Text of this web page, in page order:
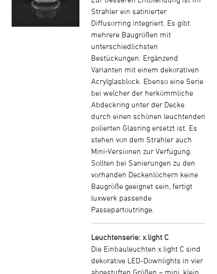
Strahler ein satinierter
Diffusorring integriert. Es gibt
mehrere Baugrößen mit
unterschiedlichsten
Bestückungen. Ergänzend
Varianten mit einem dekorativen
Acrylglasblock. Ebenso eine Serie
bei welcher der herkömmliche
Abdeckring unter der Decke
durch einen schönen leuchtenden
polierten Glasring ersetzt ist. Es
stehen von dem Strahler auch
Mini-Versionen zur Verfügung.
Sollten bei Sanierungen zu den
vorhanden Deckenlöchern keine
Baugröße geeignet sein, fertigt
luxwerk passende
Passepartoutringe.
Leuchtenserie: x.light C
Die Einbauleuchten x.light C sind
dekorative LED-Downlights in vier
abgestuften Größen – mini, klein,